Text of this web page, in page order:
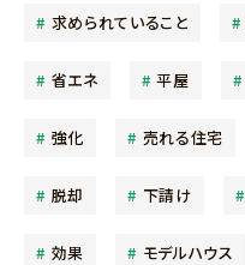
求められていること
省エネ 平屋
強化 売れる住宅
脱却 下請け
効果 モデルハウス